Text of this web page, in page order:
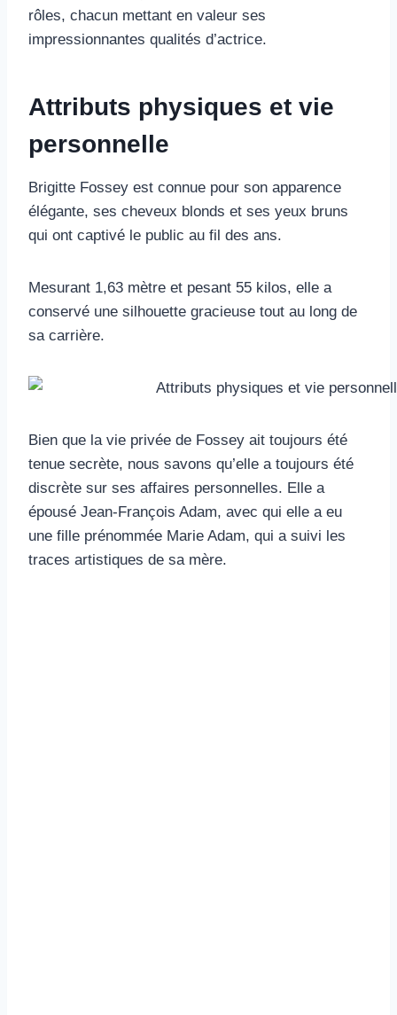
rôles, chacun mettant en valeur ses
impressionnantes qualités d’actrice.
Attributs physiques et vie
personnelle
Brigitte Fossey est connue pour son apparence
élégante, ses cheveux blonds et ses yeux bruns
qui ont captivé le public au fil des ans.
Mesurant 1,63 mètre et pesant 55 kilos, elle a
conservé une silhouette gracieuse tout au long de
sa carrière.
Bien que la vie privée de Fossey ait toujours été
tenue secrète, nous savons qu’elle a toujours été
discrète sur ses affaires personnelles. Elle a
épousé Jean-François Adam, avec qui elle a eu
une fille prénommée Marie Adam, qui a suivi les
traces artistiques de sa mère.